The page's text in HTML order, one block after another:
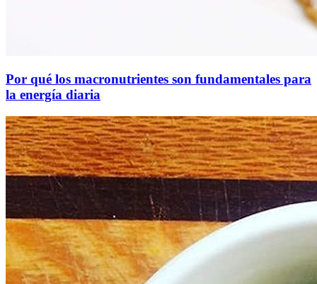
Por qué los macronutrientes son fundamentales para
la energía diaria